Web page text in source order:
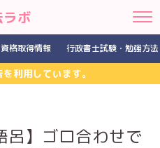
ラボ
格取得情報 行政書士試験・勉強方
利用しています。
呂】ゴロ合わせで